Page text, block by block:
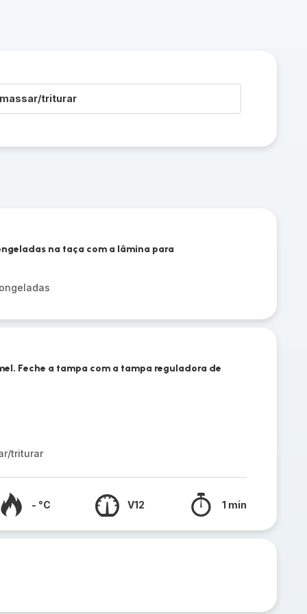
triturar
na taça com a lâmina para
Feche a tampa com a tampa reguladora de
triturar
- °C V12 1 min